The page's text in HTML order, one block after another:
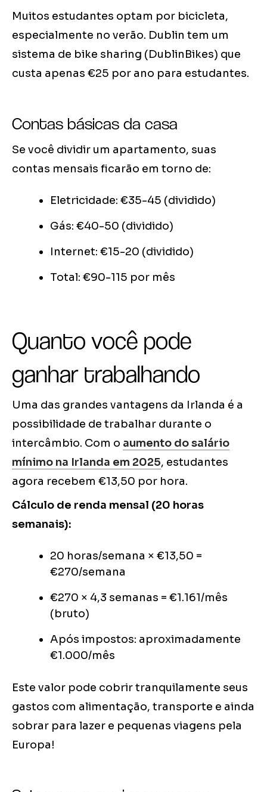
Muitos estudantes optam por bicicleta,
especialmente no verão. Dublin tem um
sistema de bike sharing (DublinBikes) que
custa apenas €25 por ano para estudantes.
Contas básicas da casa
Se você dividir um apartamento, suas
contas mensais ficarão em torno de:
Eletricidade: €35-45 (dividido)
Gás: €40-50 (dividido)
Internet: €15-20 (dividido)
Total: €90-115 por mês
Quanto você pode
ganhar trabalhando
Uma das grandes vantagens da Irlanda é a
possibilidade de trabalhar durante o
intercâmbio. Com o aumento do salário
mínimo na Irlanda em 2025, estudantes
agora recebem €13,50 por hora.
Cálculo de renda mensal (20 horas
semanais):
20 horas/semana × €13,50 =
€270/semana
€270 × 4,3 semanas = €1.161/mês
(bruto)
Após impostos: aproximadamente
€1.000/mês
Este valor pode cobrir tranquilamente seus
gastos com alimentação, transporte e ainda
sobrar para lazer e pequenas viagens pela
Europa!